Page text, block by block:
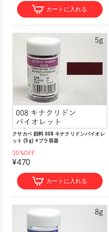
カートに入れる
クサカベ 顔料 008 キナクリドンバイオレ
ット (5g) ※プラ容器
30%OFF
¥470
カートに入れる